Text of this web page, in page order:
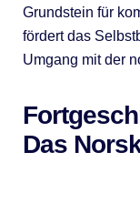
Grundstein für
fördert das
Umgang mit der
Das